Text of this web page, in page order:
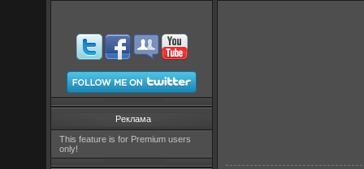
Реклама
This feature is for Premium users
only!